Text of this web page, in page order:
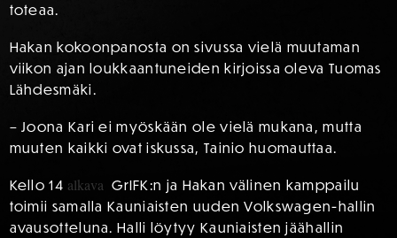
toteaa.
Hakan kokoonpanosta on sivussa vielä muutaman
viikon ajan loukkaantuneiden kirjoissa oleva Tuomas
Lähdesmäki.
– Joona Kari ei myöskään ole vielä mukana, mutta
muuten kaikki ovat iskussa, Tainio huomauttaa.
Kello 14 alkava GrIFK:n ja Hakan välinen kamppailu
toimii samalla Kauniaisten uuden Volkswagen-hallin
avausotteluna. Halli löytyy Kauniaisten jäähallin